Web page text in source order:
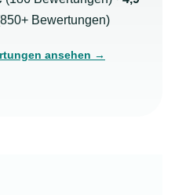
Bewertungen)
ansehen →